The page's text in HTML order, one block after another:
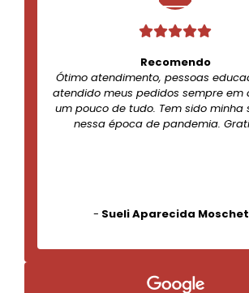
Recomendo
Ótimo atendimento, pessoas
atendido meus pedidos sempre em
um pouco de tudo. Tem sido minha
nessa época de pandemia.
- Sueli Aparecida